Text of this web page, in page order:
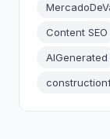
Content SEO
AIGenerated